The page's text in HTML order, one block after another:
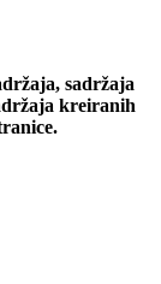
sadržaja
kreiranih